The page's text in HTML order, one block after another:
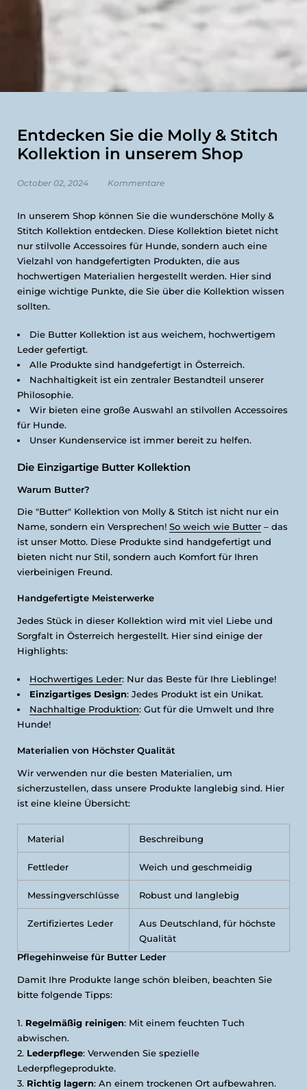
Entdecken Sie die Molly & Stitch
Kollektion in unserem Shop
October 02, 2024 Kommentare
In unserem Shop können Sie die wunderschöne Molly &
Stitch Kollektion entdecken. Diese Kollektion bietet nicht
nur stilvolle Accessoires für Hunde, sondern auch eine
Vielzahl von handgefertigten Produkten, die aus
hochwertigen Materialien hergestellt werden. Hier sind
einige wichtige Punkte, die Sie über die Kollektion wissen
sollten.
Die Butter Kollektion ist aus weichem, hochwertigem
Leder gefertigt.
Alle Produkte sind handgefertigt in Österreich.
Nachhaltigkeit ist ein zentraler Bestandteil unserer
Philosophie.
Wir bieten eine große Auswahl an stilvollen Accessoires
für Hunde.
Unser Kundenservice ist immer bereit zu helfen.
Die Einzigartige Butter Kollektion
Warum Butter?
Die "Butter" Kollektion von Molly & Stitch ist nicht nur ein
Name, sondern ein Versprechen! So weich wie Butter – das
ist unser Motto. Diese Produkte sind handgefertigt und
bieten nicht nur Stil, sondern auch Komfort für Ihren
vierbeinigen Freund.
Handgefertigte Meisterwerke
Jedes Stück in dieser Kollektion wird mit viel Liebe und
Sorgfalt in Österreich hergestellt. Hier sind einige der
Highlights:
Hochwertiges Leder: Nur das Beste für Ihre Lieblinge!
Einzigartiges Design: Jedes Produkt ist ein Unikat.
Nachhaltige Produktion: Gut für die Umwelt und Ihre
Hunde!
Materialien von Höchster Qualität
Wir verwenden nur die besten Materialien, um
sicherzustellen, dass unsere Produkte langlebig sind. Hier
ist eine kleine Übersicht:
Material Beschreibung
Fettleder Weich und geschmeidig
Messingverschlüsse Robust und langlebig
Zertifiziertes Leder
Aus Deutschland, für höchste
Qualität
Pflegehinweise für Butter Leder
Damit Ihre Produkte lange schön bleiben, beachten Sie
bitte folgende Tipps:
Regelmäßig reinigen: Mit einem feuchten Tuch
abwischen.
Lederpflege: Verwenden Sie spezielle
Lederpflegeprodukte.
Richtig lagern: An einem trockenen Ort aufbewahren.